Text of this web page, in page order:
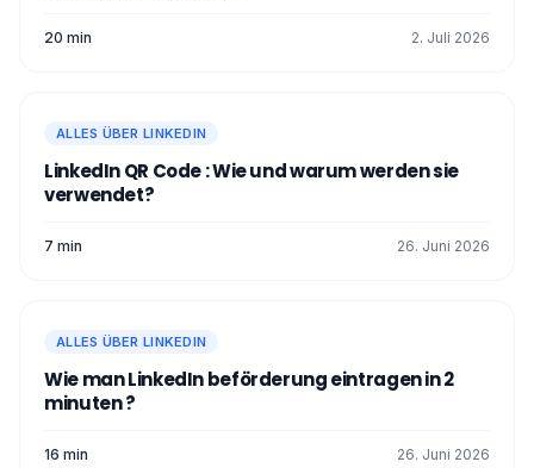
20 min 2. Juli 2026
ALLES ÜBER LINKEDIN
LinkedIn QR Code : Wie und warum werden sie
verwendet?
7 min 26. Juni 2026
ALLES ÜBER LINKEDIN
Wie man LinkedIn beförderung eintragen in 2
minuten ?
16 min 26. Juni 2026